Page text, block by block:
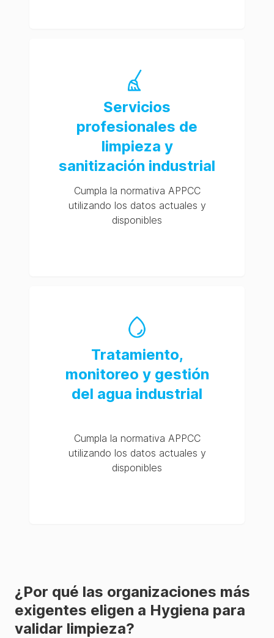
Servicios
profesionales de
limpieza y
sanitización industrial
Cumpla la normativa APPCC
utilizando los datos actuales y
disponibles
Tratamiento,
monitoreo y gestión
del agua industrial
Cumpla la normativa APPCC
utilizando los datos actuales y
disponibles
¿Por qué las organizaciones más
exigentes eligen a Hygiena para
validar limpieza?